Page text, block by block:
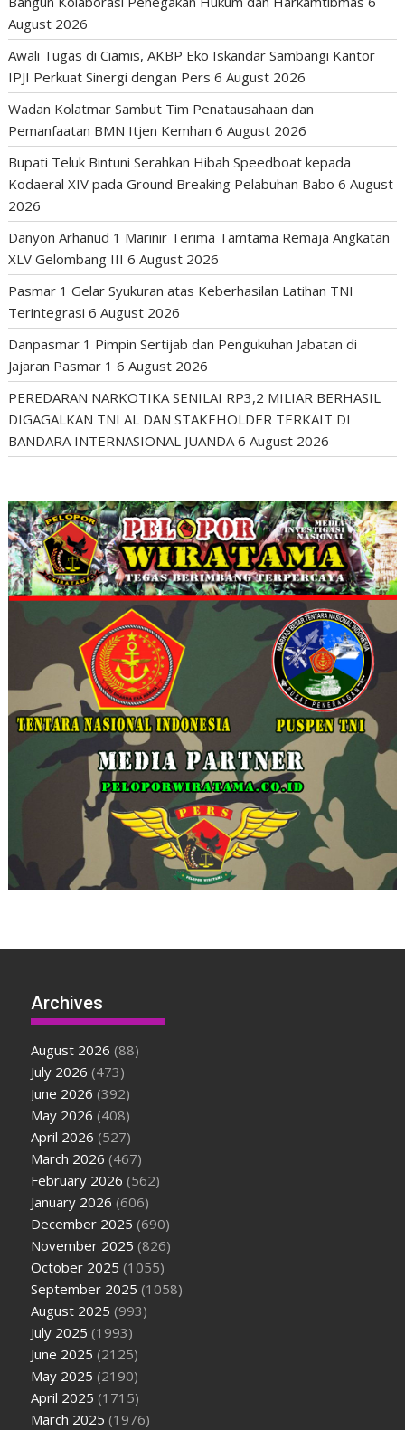
August 2026
Awali Tugas di Ciamis, AKBP Eko Iskandar Sambangi Kantor
IPJI Perkuat Sinergi dengan Pers 6 August 2026
Wadan Kolatmar Sambut Tim Penatausahaan dan
Pemanfaatan BMN Itjen Kemhan 6 August 2026
Bupati Teluk Bintuni Serahkan Hibah Speedboat kepada
Kodaeral XIV pada Ground Breaking Pelabuhan Babo 6 August
2026
Danyon Arhanud 1 Marinir Terima Tamtama Remaja Angkatan
XLV Gelombang III 6 August 2026
Pasmar 1 Gelar Syukuran atas Keberhasilan Latihan TNI
Terintegrasi 6 August 2026
Danpasmar 1 Pimpin Sertijab dan Pengukuhan Jabatan di
Jajaran Pasmar 1 6 August 2026
PEREDARAN NARKOTIKA SENILAI RP3,2 MILIAR BERHASIL
DIGAGALKAN TNI AL DAN STAKEHOLDER TERKAIT DI
BANDARA INTERNASIONAL JUANDA 6 August 2026
Archives
August 2026 (88)
July 2026 (473)
June 2026 (392)
May 2026 (408)
April 2026 (527)
March 2026 (467)
February 2026 (562)
January 2026 (606)
December 2025 (690)
November 2025 (826)
October 2025 (1055)
September 2025 (1058)
August 2025 (993)
July 2025 (1993)
June 2025 (2125)
May 2025 (2190)
April 2025 (1715)
March 2025 (1976)